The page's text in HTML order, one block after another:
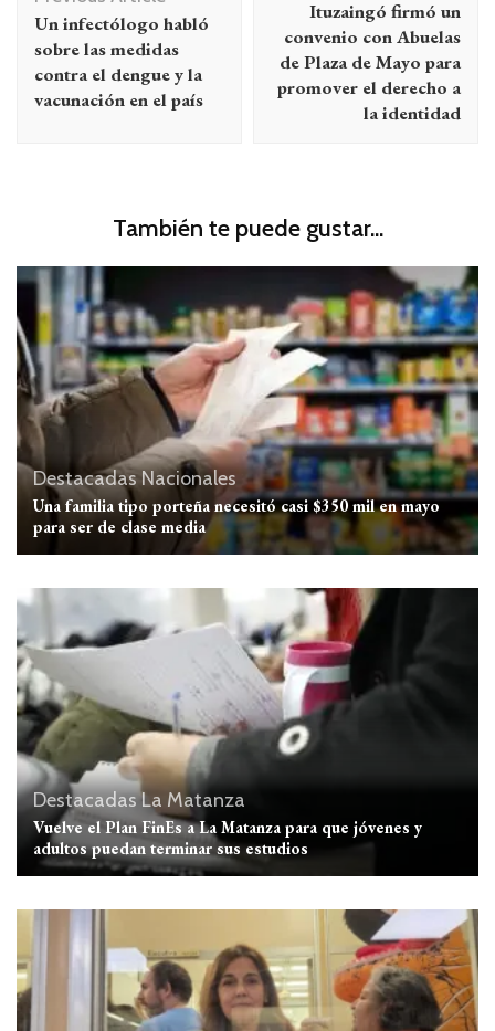
entradas
Un infectólogo habló
sobre las medidas
contra el dengue y la
vacunación en el país
Ituzaingó firmó un
convenio con Abuelas
de Plaza de Mayo para
promover el derecho a
la identidad
También te puede gustar...
Destacadas Nacionales
Una familia tipo porteña necesitó casi $350 mil en mayo
para ser de clase media
DestacadasLa Matanza
Vuelve el Plan FinEs a La Matanza para que jóvenes y
adultos puedan terminar sus estudios